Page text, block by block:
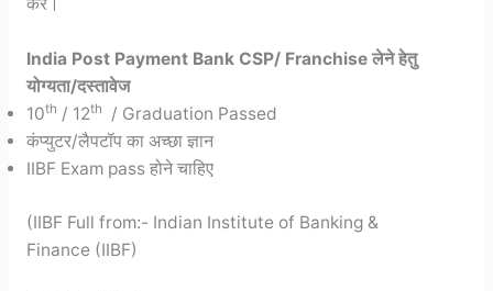
करें।
India Post Payment Bank CSP/ Franchise लेने हेतु
योग्यता/दस्तावेज
10th / 12th
/ Graduation Passed
कंप्युटर/लैपटॉप का अच्छा ज्ञान
IIBF Exam pass होने चाहिए
(IIBF Full from:- Indian Institute of Banking &
Finance (IIBF)